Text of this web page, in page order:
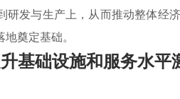
发与生产上，从而推动整体经
奠定基础。
基础设施和服务水平